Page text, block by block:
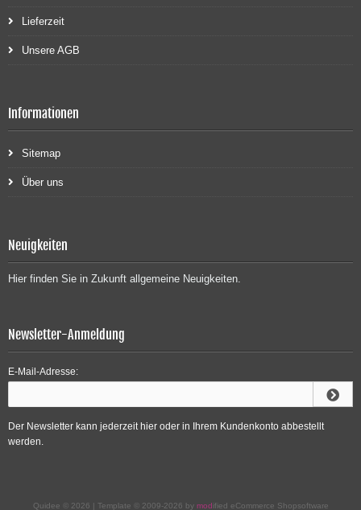
Lieferzeit
Unsere AGB
Informationen
Sitemap
Über uns
Neuigkeiten
Hier finden Sie in Zukunft allgemeine Neuigkeiten.
Newsletter-Anmeldung
E-Mail-Adresse:
Der Newsletter kann jederzeit hier oder in Ihrem Kundenkonto abbestellt
werden.
Quidee © 2026 | Template © 2009-2026 by mod ified eCommerce Shopsoftware